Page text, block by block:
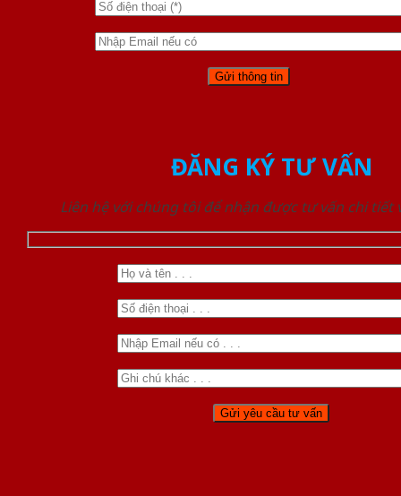
ĐĂNG KÝ TƯ VẤN
Liên hệ với chúng tôi để nhận được tư vấn chi tiết